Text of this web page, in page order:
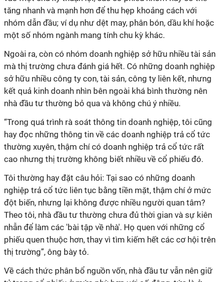
tăng nhanh và mạnh hơn để thu hẹp khoảng cách với
nhóm dẫn đầu; ví dụ như dệt may, phân bón, dầu khí hoặc
một số nhóm ngành mang tính chu kỳ khác.
Ngoài ra, còn có nhóm doanh nghiệp sở hữu nhiều tài sản
mà thị trường chưa đánh giá hết. Có những doanh nghiệp
sở hữu nhiều công ty con, tài sản, công ty liên kết, nhưng
kết quả kinh doanh nhìn bên ngoài khá bình thường nên
nhà đầu tư thường bỏ qua và không chú ý nhiều.
“Trong quá trình rà soát thông tin doanh nghiệp, tôi cũng
hay đọc những thông tin về các doanh nghiệp trả cổ tức
thường xuyên, thậm chí có doanh nghiệp trả cổ tức rất
cao nhưng thị trường không biết nhiều về cổ phiếu đó.
Tôi thường hay đặt câu hỏi: Tại sao có những doanh
nghiệp trả cổ tức liên tục bằng tiền mặt, thậm chí ở mức
đột biến, nhưng lại không được nhiều người quan tâm?
Theo tôi, nhà đầu tư thường chưa đủ thời gian và sự kiên
nhẫn để làm các 'bài tập về nhà'. Họ quen với những cổ
phiếu quen thuộc hơn, thay vì tìm kiếm hết các cơ hội trên
thị trường”, ông bày tỏ.
Về cách thức phân bổ nguồn vốn, nhà đầu tư vẫn nên giữ